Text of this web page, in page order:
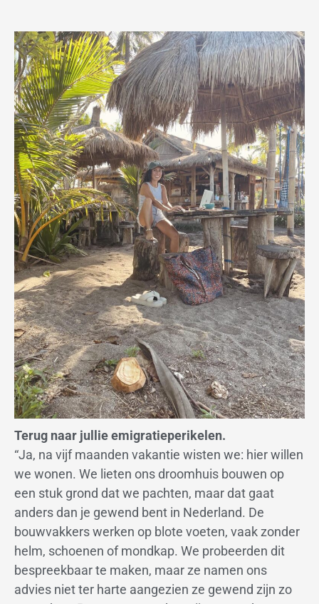
Terug naar jullie emigratieperikelen.
“Ja, na vijf maanden vakantie wisten we: hier willen
we wonen. We lieten ons droomhuis bouwen op
een stuk grond dat we pachten, maar dat gaat
anders dan je gewend bent in Nederland. De
bouwvakkers werken op blote voeten, vaak zonder
helm, schoenen of mondkap. We probeerden dit
bespreekbaar te maken, maar ze namen ons
advies niet ter harte aangezien ze gewend zijn zo